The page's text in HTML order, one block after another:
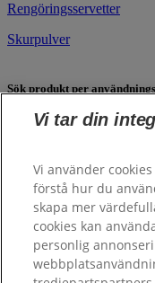
Rengöringsservetter
Skurpulver
Sök produkt per
​​​Fönster och speglar
Golv
Universal
Vi tar din
Vi använder
förstå hur du
skapa mer
cookies kan
personlig